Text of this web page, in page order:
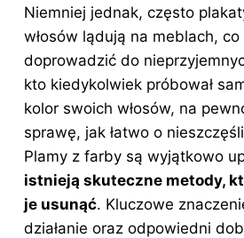
Niemniej jednak, często
włosów lądują na meblach, co
doprowadzić do
kto kiedykolwiek próbował
kolor swoich włosów, na
sprawę, jak łatwo o
Plamy z farby są wyjątkowo
istnieją skuteczne metody,
je usunąć. Kluczowe
działanie oraz odpowiedni